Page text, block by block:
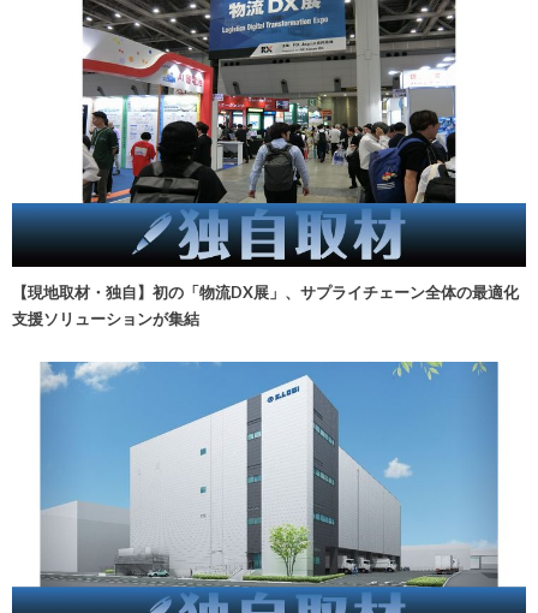
【現地取材・独自】初の「物流DX展」、サプライチェーン全体の最適化
支援ソリューションが集結